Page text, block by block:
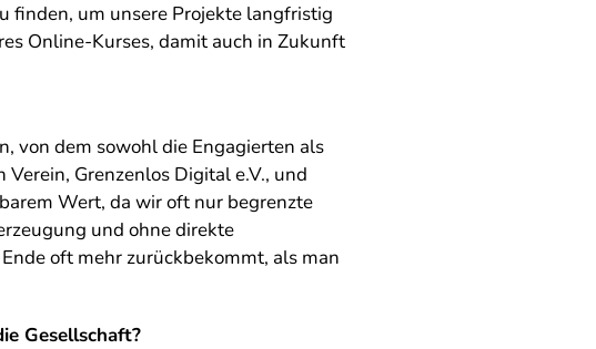
finden, um unsere Projekte langfristig
Online-Kurses, damit auch in Zukunft
von dem sowohl die Engagierten als
Grenzenlos Digital e.V., und
Wert, da wir oft nur begrenzte
und ohne direkte
oft mehr zurückbekommt, als man
Gesellschaft?